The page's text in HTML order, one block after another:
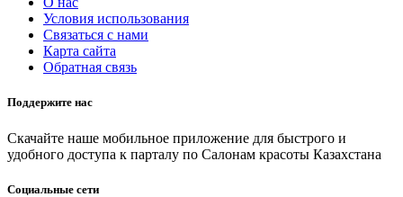
Условия использования
Связаться с нами
Карта сайта
Обратная связь
Поддержите нас
Скачайте наше мобильное приложение для быстрого и
удобного доступа к парталу по Салонам красоты Казахстана
Социальные сети